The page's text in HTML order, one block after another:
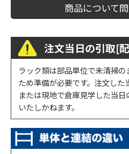
商品について
注文当日の引取[
ラック類は部品単位で未清掃
ため準備が必要です。注文した
または現地で倉庫見学した当
いたしかねます。